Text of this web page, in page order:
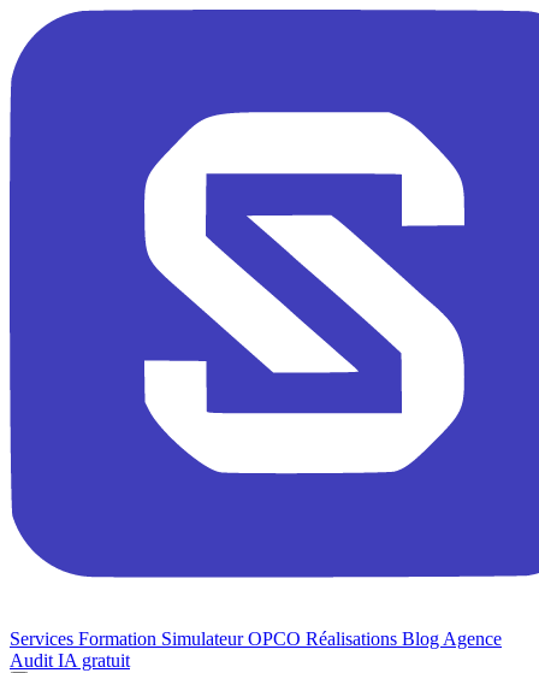
Services Formation Simulateur OPCO Réalisations BlogAgence
Audit IA gratuit